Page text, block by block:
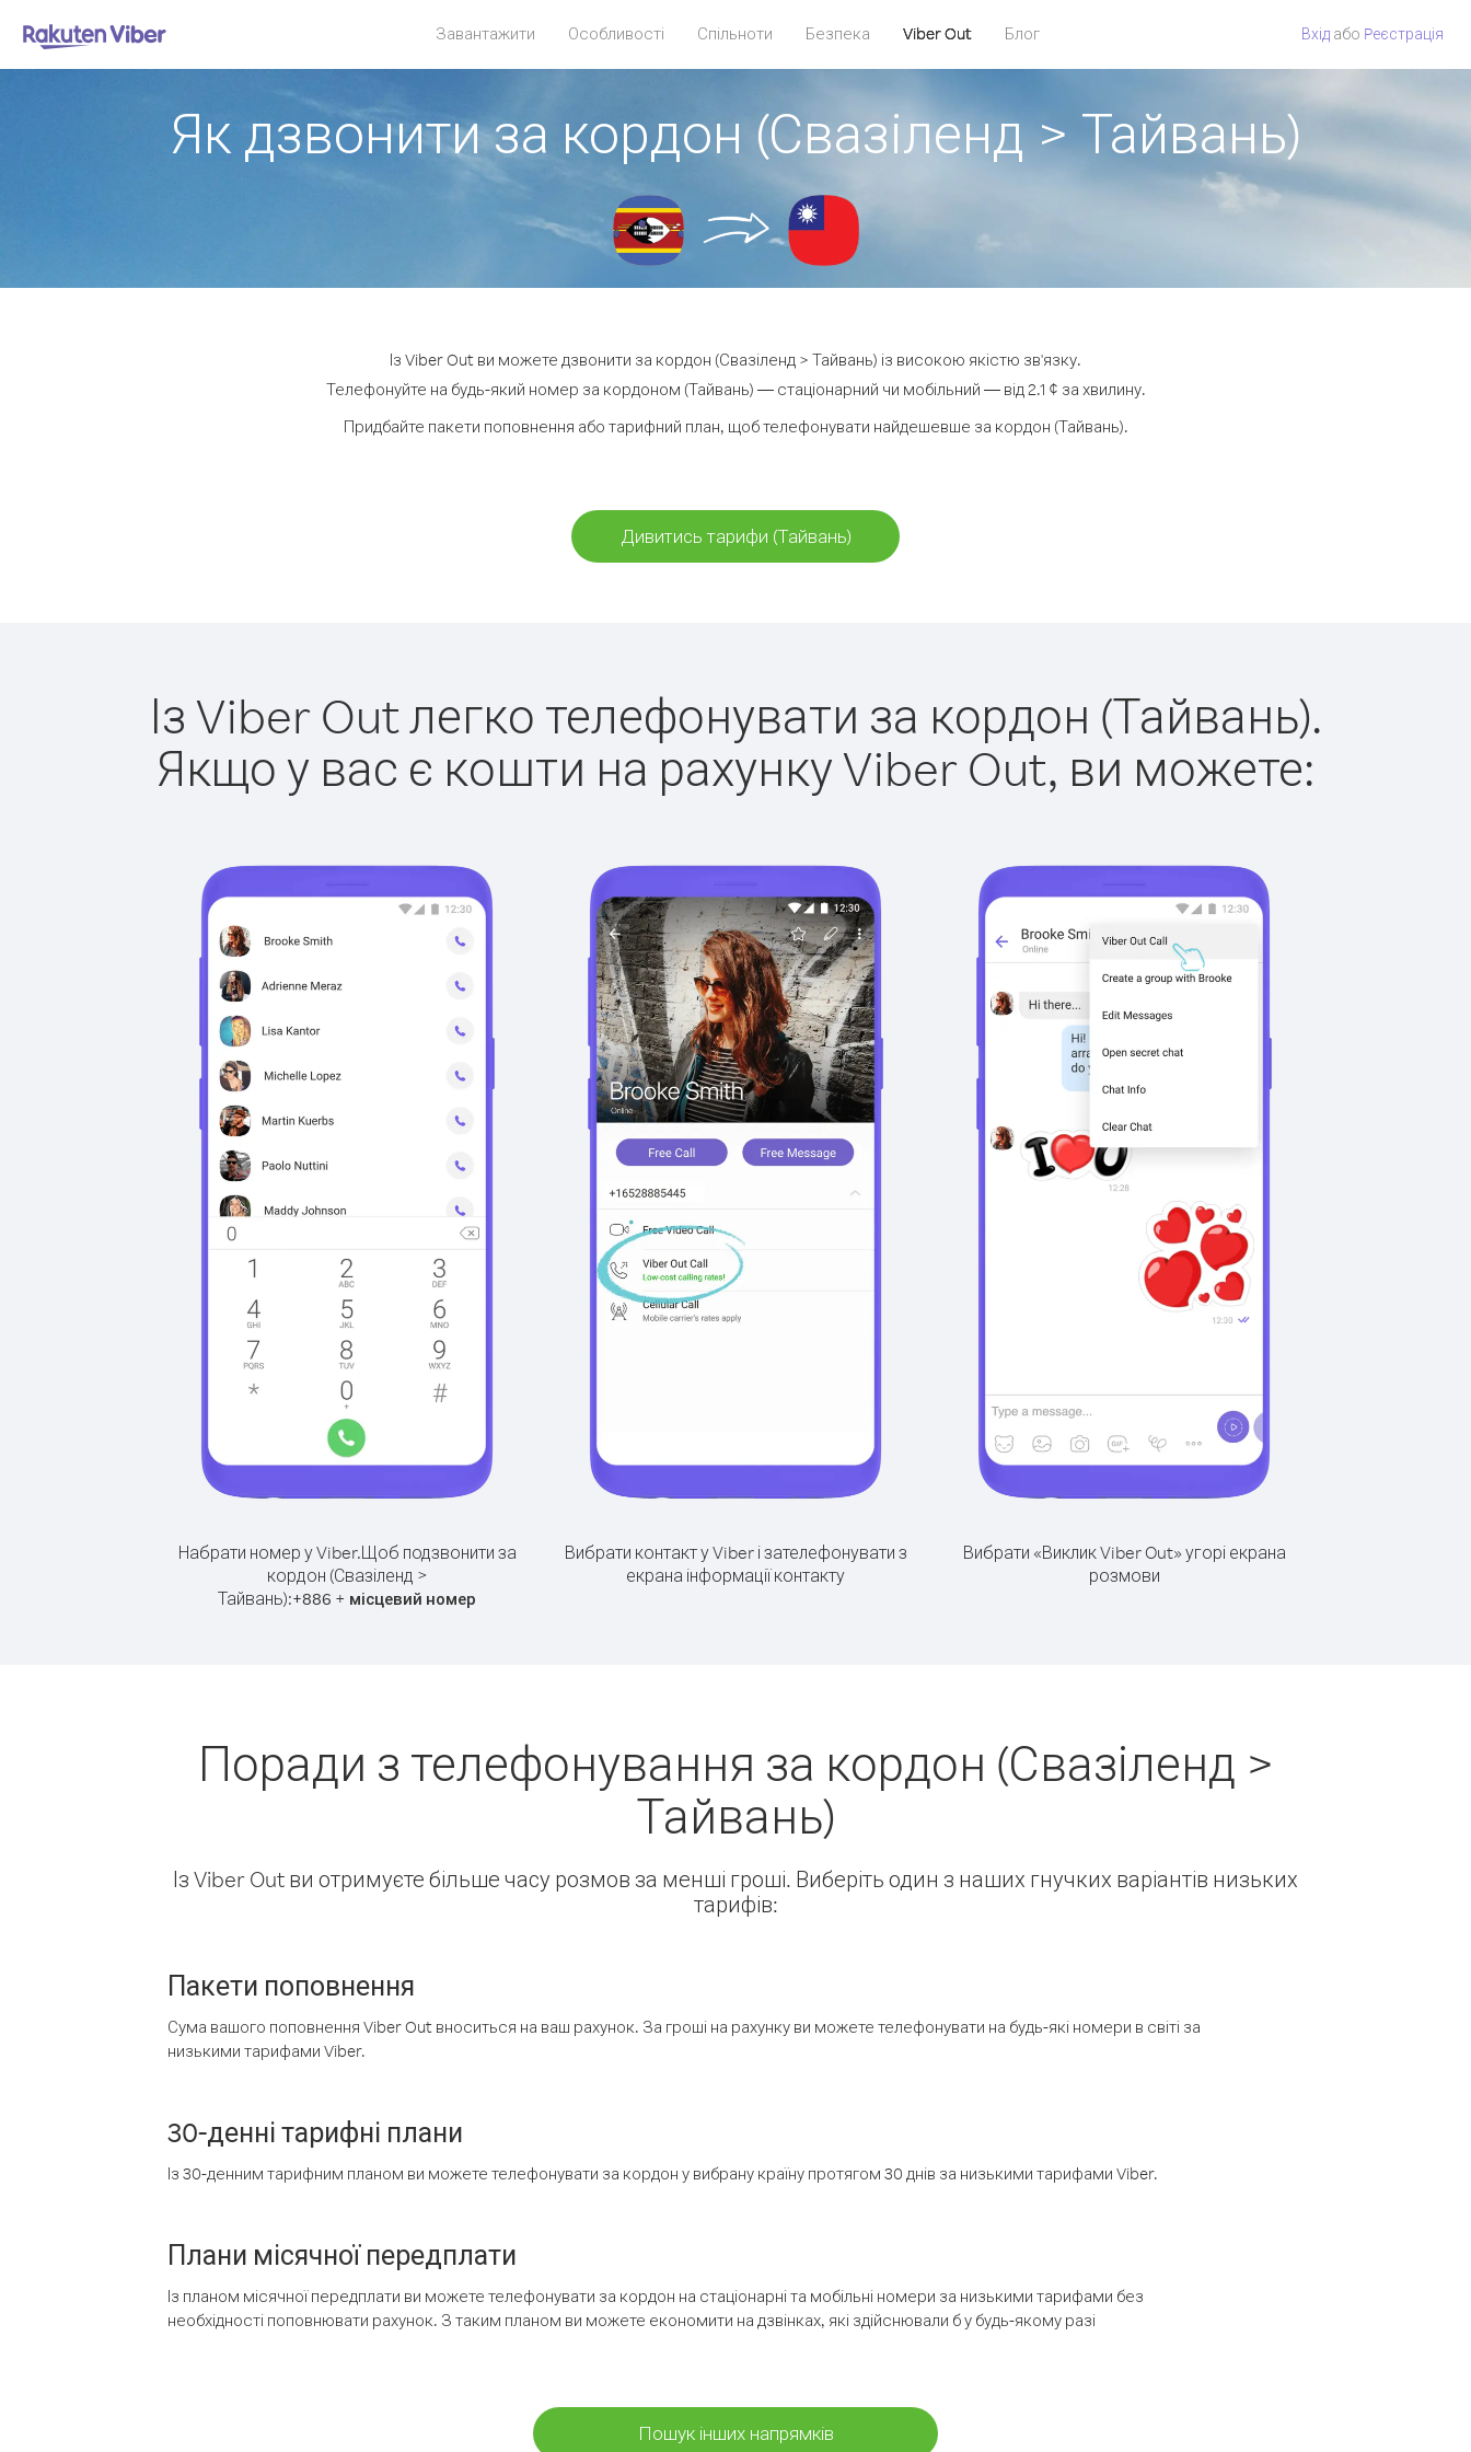
Завантажити Особливості Спільноти Безпека Viber Out Блог Вхід або Pеєстрація
Як дзвонити за кордон (Свазіленд > Тайвань)
Із Viber Out ви можете дзвонити за кордон (Свазіленд > Тайвань) із високою якістю зв'язку.
Телефонуйте на будь-який номер за кордоном (Тайвань) — стаціонарний чи мобільний — від 2.1 ¢ за хвилину.
Придбайте пакети поповнення або тарифний план, щоб телефонувати найдешевше за кордон (Тайвань).
Дивитись тарифи (Тайвань)
Із Viber Out легко телефонувати за кордон (Тайвань).
Якщо у вас є кошти на рахунку Viber Out, ви можете:
Набрати номер у Viber.Щоб подзвонити за
кордон (Свазіленд >
Тайвань):+886 + місцевий номер
Вибрати контакт у Viber і зателефонувати з
екрана інформації контакту
Вибрати «Виклик Viber Out» угорі екрана
розмови
Поради з телефонування за кордон (Свазіленд >
Тайвань)
Із Viber Out ви отримуєте більше часу розмов за менші гроші. Виберіть один з наших гнучких варіантів низьких
тарифів:
Пакети поповнення
Сума вашого поповнення Viber Out вноситься на ваш рахунок. За гроші на рахунку ви можете телефонувати на будь-які номери в світі за
низькими тарифами Viber.
30-денні тарифні плани
Із 30-денним тарифним планом ви можете телефонувати за кордон у вибрану країну протягом 30 днів за низькими тарифами Viber.
Плани місячної передплати
Із планом місячної передплати ви можете телефонувати за кордон на стаціонарні та мобільні номери за низькими тарифами без
необхідності поповнювати рахунок. З таким планом ви можете економити на дзвінках, які здійснювали б у будь-якому разі
Пошук інших напрямків